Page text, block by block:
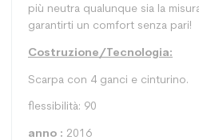
più neutra qualunque sia la
garantirti un comfort senza pari!
Costruzione/Tecnologia:
Scarpa con 4 ganci e cinturino.
flessibilità: 90
anno : 2016